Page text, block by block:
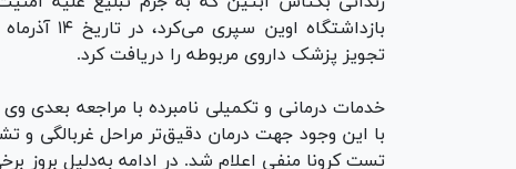
تجویز پزشک داروی مربوطه را دریافت کرد.
با این وجود جهت درمان دقیق‌تر مراحل غربالگی و
تست کرونا منفی اعلام شد. در ادامه به‌دلیل بروز